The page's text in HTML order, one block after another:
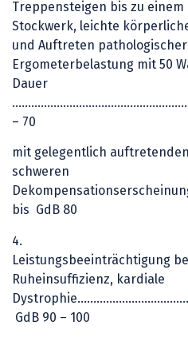
Treppensteigen bis zu einem
Stockwerk, leichte
und Auftreten
Ergometerbelastung mit 50
Dauer
– 70
mit gelegentlich
schweren
bis GdB 80
4.
Leistungsbeeinträchtigung
Ruheinsuffizienz, kardiale
GdB 90 – 100